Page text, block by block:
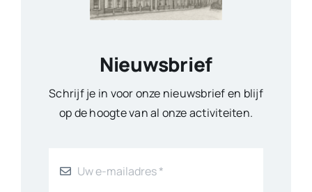
Nieuwsbrief
Schrijf je in voor onze nieuwsbrief en blijf
op de hoogte van al onze activiteiten.